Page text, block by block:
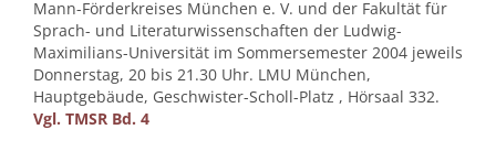
Mann-Förderkreises München e. V. und der Fakultät für
Sprach- und Literaturwissenschaften der Ludwig-
Maximilians-Universität im Sommersemester 2004 jeweils
Donnerstag, 20 bis 21.30 Uhr. LMU München,
Hauptgebäude, Geschwister-Scholl-Platz , Hörsaal 332.
Vgl. TMSR Bd. 4